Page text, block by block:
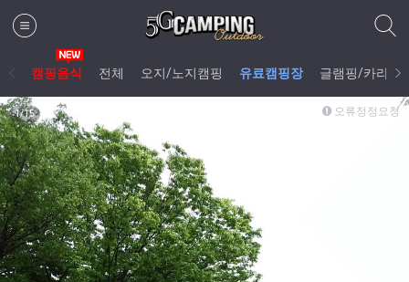
캠핑음식 전체 오지/노지캠핑 유료캠핑장 글램핑/카라반
1/15 오류정정요청